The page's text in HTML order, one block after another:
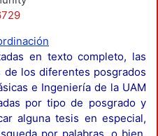
en texto completo, las
de los diferentes posgrados
e Ingeniería de la UAM
por tipo de posgrado y
alguna tesis en especial,